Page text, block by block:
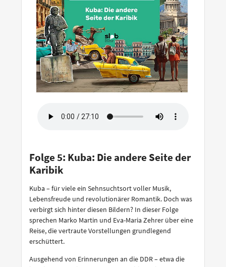
Folge 5: Kuba: Die andere Seite der
Karibik
Kuba – für viele ein Sehnsuchtsort voller Musik,
Lebensfreude und revolutionärer Romantik. Doch was
verbirgt sich hinter diesen Bildern? In dieser Folge
sprechen Marko Martin und Eva-Maria Zehrer über eine
Reise, die vertraute Vorstellungen grundlegend
erschüttert.
Ausgehend von Erinnerungen an die DDR – etwa die